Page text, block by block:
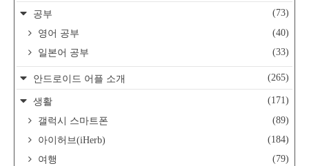
공부
(73)
영어 공부
(40)
일본어 공부
(33)
안드로이드 어플 소개 (265)
생활
(171)
갤럭시 스마트폰
(89)
아이허브(iHerb)
(184)
여행
(79)